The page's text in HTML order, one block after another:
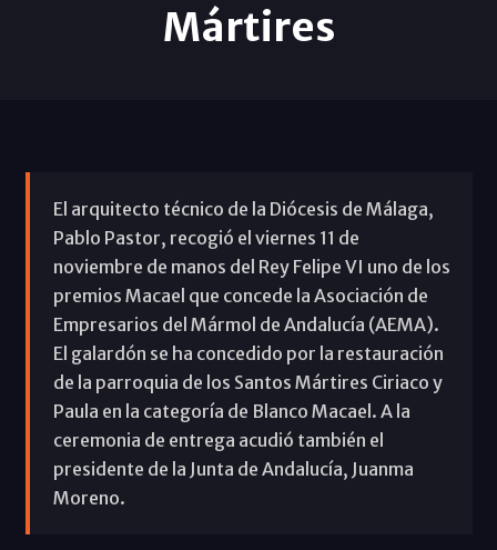
Mártires
El arquitecto técnico de la Diócesis de Málaga,
Pablo Pastor, recogió el viernes 11 de
noviembre de manos del Rey Felipe VI uno de los
premios Macael que concede la Asociación de
Empresarios del Mármol de Andalucía (AEMA).
El galardón se ha concedido por la restauración
de la parroquia de los Santos Mártires Ciriaco y
Paula en la categoría de Blanco Macael. A la
ceremonia de entrega acudió también el
presidente de la Junta de Andalucía, Juanma
Moreno.